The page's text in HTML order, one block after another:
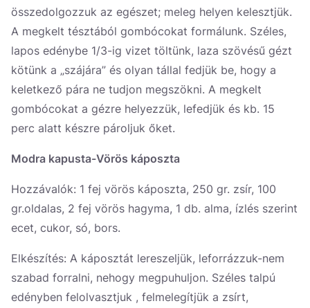
összedolgozzuk az egészet; meleg helyen kelesztjük.
A megkelt tésztából gombócokat formálunk. Széles,
lapos edénybe 1/3-ig vizet töltünk, laza szövésű gézt
kötünk a „szájára” és olyan tállal fedjük be, hogy a
keletkező pára ne tudjon megszökni. A megkelt
gombócokat a gézre helyezzük, lefedjük és kb. 15
perc alatt készre pároljuk őket.
Modra kapusta-Vörös káposzta
Hozzávalók: 1 fej vörös káposzta, 250 gr. zsír, 100
gr.oldalas, 2 fej vörös hagyma, 1 db. alma, ízlés szerint
ecet, cukor, só, bors.
Elkészítés: A káposztát lereszeljük, leforrázzuk-nem
szabad forralni, nehogy megpuhuljon. Széles talpú
edényben felolvasztjuk , felmelegítjük a zsírt,